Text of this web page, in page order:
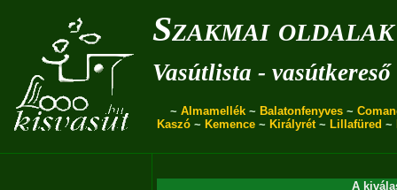
Szakmai oldalak
Vasútlista - vasútkereső
~ Almamellék ~ Balatonfenyves ~
Kaszó~ Kemence~ Királyrét~ Lillafüred ~
A